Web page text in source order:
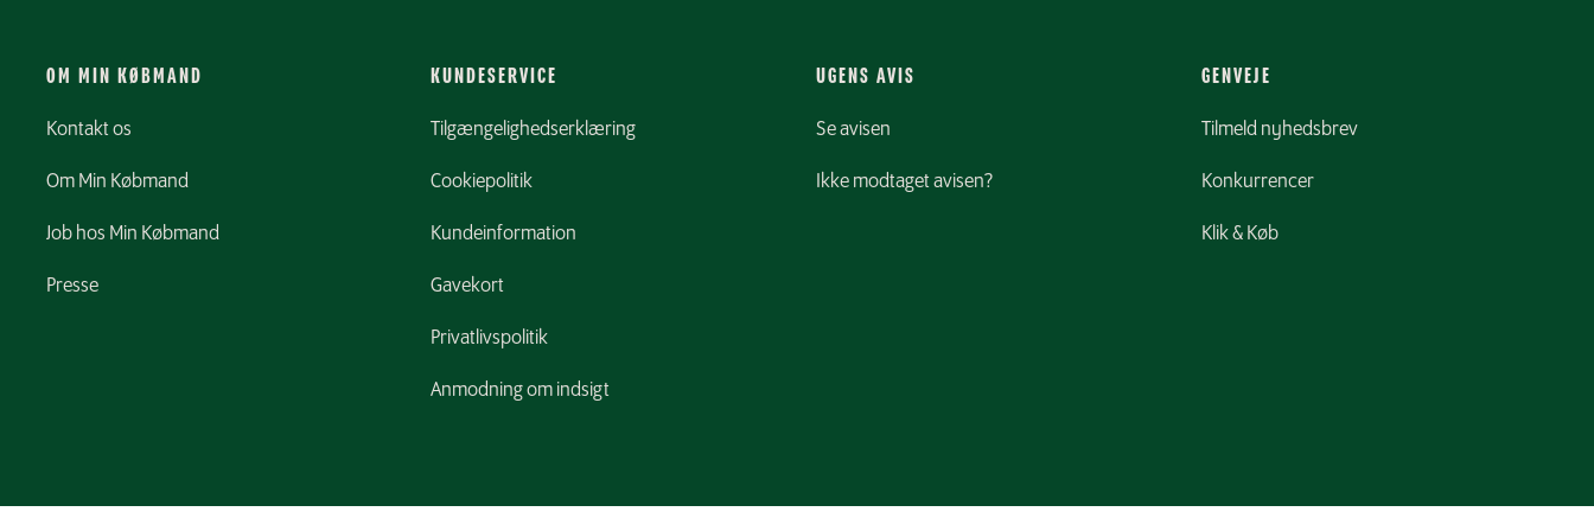
OM MIN KØBMAND
Kontakt os
Om Min Købmand
Job hos Min Købmand
Presse
KUNDESERVICE
Tilgængelighedserklæring
Cookiepolitik
Kundeinformation
Gavekort
Privatlivspolitik
Anmodning om indsigt
UGENS AVIS
Se avisen
Ikke modtaget avisen?
GENVEJE
Tilmeld nyhedsbrev
Konkurrencer
Klik & Køb